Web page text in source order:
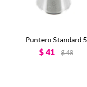
Puntero Standard 5
$ 41 $48